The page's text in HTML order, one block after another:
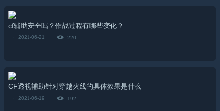
cf辅助安全吗？作战过程有哪些变化？
· 2021-06-21
220
CF透视辅助针对穿越火线的具体效果是什么
· 2021-06-19
192